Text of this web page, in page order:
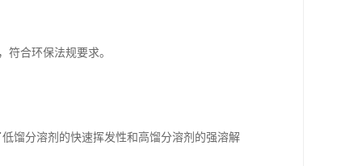
符合环保法规要求。
馏分溶剂的快速挥发性和高馏分溶剂的强溶解